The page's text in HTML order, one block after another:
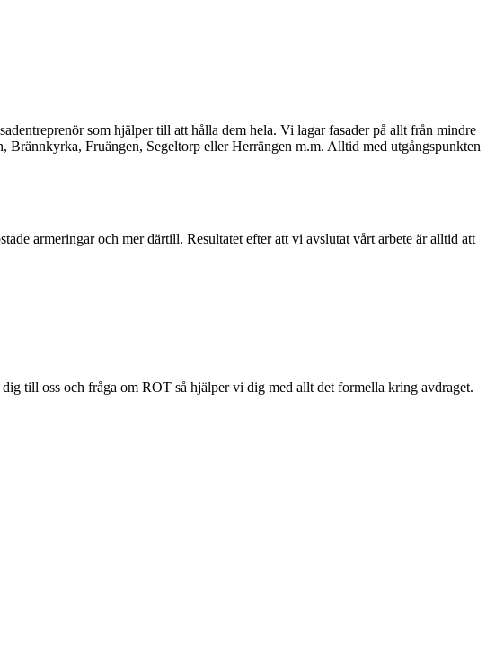
som hjälper till att hålla dem hela. Vi lagar fasader på allt från mindre
Fruängen, Segeltorp eller Herrängen m.m. Alltid med utgångspunkten
armeringar och mer därtill. Resultatet efter att vi avslutat vårt arbete är alltid att
till oss och fråga om ROT så hjälper vi dig med allt det formella kring avdraget.